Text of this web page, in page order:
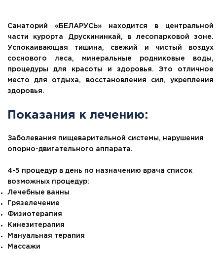
Санаторий «БЕЛАРУСЬ» находится в центральной
части курорта Друскининкай, в лесопарковой зоне.
Успокаивающая тишина, свежий и чистый воздух
соснового леса, минеральные родниковые воды,
процедуры для красоты и здоровья. Это отличное
место для отдыха, восстановления сил, укрепления
здоровья.
Показания к лечению:
Заболевания пищеварительной системы, нарушения
опорно-двигательного аппарата.
4-5 процедур в день по назначению врача список
возможных процедур:
Лечебные ванны
Грязелечение
Физиотерапия
Кинезитерапия
Мануальная терапия
Массажи